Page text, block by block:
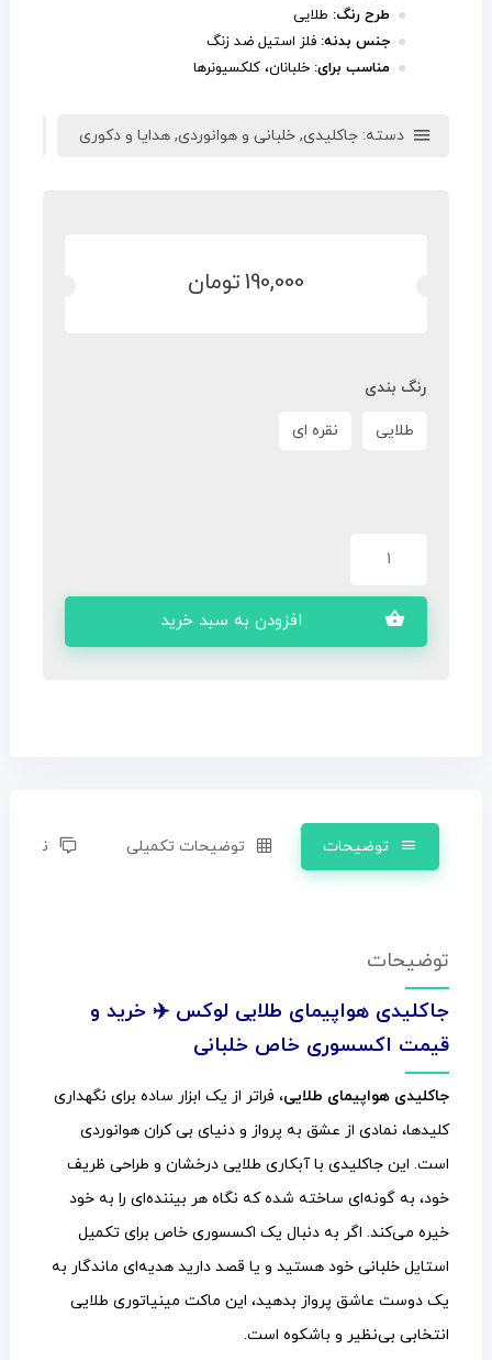
طرح رنگ: طلایی
جنس بدنه: فلز استیل ضد زنگ
مناسب برای: خلبانان، کلکسیونرها
دسته: جاکلیدی, خلبانی و هوانوردی, هدایا و دکوری
190,000 تومان
رنگ بندی
طلایی نقره ای
افزودن به سبد خرید
توضیحات توضیحات تکمیلی نظرات (0)
توضیحات
جاکلیدی هواپیمای طلایی لوکس ✈️ خرید و
قیمت اکسسوری خاص خلبانی
جاکلیدی هواپیمای طلایی، فراتر از یک ابزار ساده برای نگهداری
کلیدها، نمادی از عشق به پرواز و دنیای بی کران هوانوردی
است. این جاکلیدی با آبکاری طلایی درخشان و طراحی ظریف
خود، به گونه‌ای ساخته شده که نگاه هر بیننده‌ای را به خود
خیره می‌کند. اگر به دنبال یک اکسسوری خاص برای تکمیل
استایل خلبانی خود هستید و یا قصد دارید هدیه‌ای ماندگار به
یک دوست عاشق پرواز بدهید، این ماکت مینیاتوری طلایی
انتخابی بی‌نظیر و باشکوه است.